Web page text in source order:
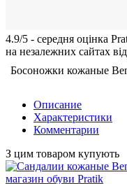
4.9/5 - середня оцiнка
на незалежних сайтах
Босоножки кожаные
Описание
Характеристики
Комментарии
З цим товаром купують